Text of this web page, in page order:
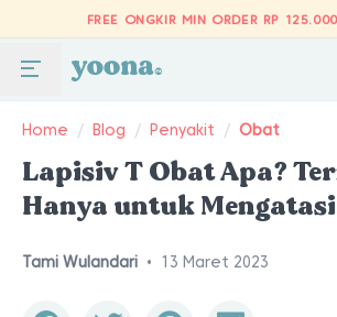
FREE ONGKIR MIN ORDER RP
Home / Blog / Penyakit / Obat
Lapisiv T Obat Apa?
Hanya untuk
Tami Wulandari • 13 Maret 2023